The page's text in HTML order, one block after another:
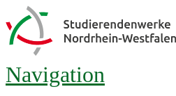
Navigation